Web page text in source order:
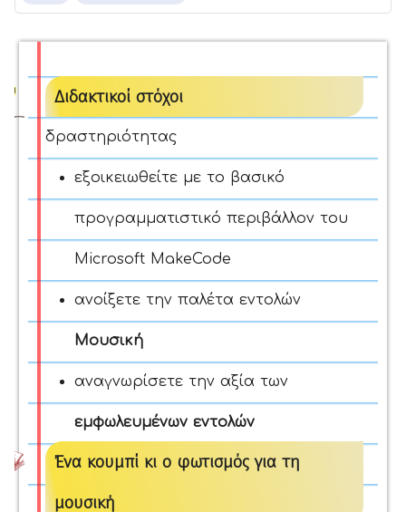
Διδακτικοί στόχοι
δραστηριότητας
εξοικειωθείτε με το βασικό
προγραμματιστικό περιβάλλον του
Microsoft MakeCode
ανοίξετε την παλέτα εντολών
Μουσική
αναγνωρίσετε την αξία των
εμφωλευμένων εντολών
Ένα κουμπί κι ο φωτισμός για τη
μουσική